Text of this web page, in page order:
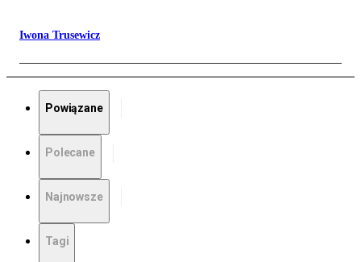
Iwona Trusewicz
Powiązane
Polecane
Najnowsze
Tagi